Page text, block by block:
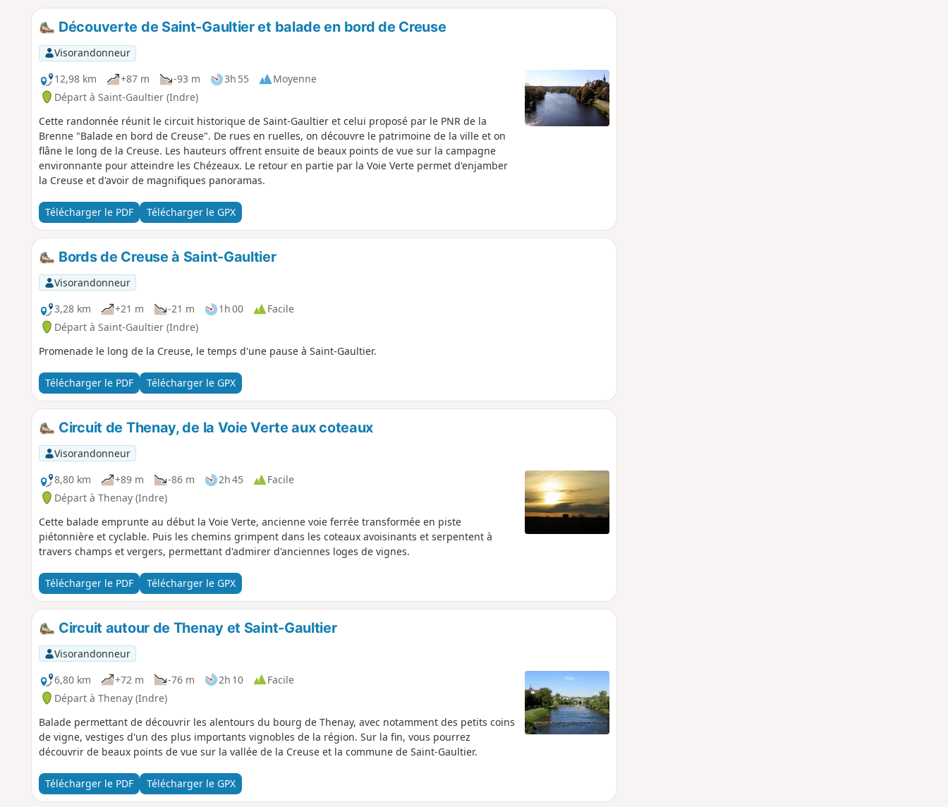
Découverte de Saint-Gaultier et balade en bord de Creuse
Visorandonneur
12,98 km
+87 m -93 m 3h 55
Moyenne
Départ à Saint-Gaultier (Indre)
Cette randonnée réunit le circuit historique de Saint-Gaultier et celui proposé par le PNR de la
Brenne "Balade en bord de Creuse". De rues en ruelles, on découvre le patrimoine de la ville et on
flâne le long de la Creuse. Les hauteurs offrent ensuite de beaux points de vue sur la campagne
environnante pour atteindre les Chézeaux. Le retour en partie par la Voie Verte permet d'enjamber
la Creuse et d'avoir de magnifiques panoramas.
Télécharger le PDF Télécharger le GPX
Bords de Creuse à Saint-Gaultier
Visorandonneur
3,28 km
+21 m -21 m 1h 00
Facile
Départ à Saint-Gaultier (Indre)
Promenade le long de la Creuse, le temps d'une pause à Saint-Gaultier.
Télécharger le PDF Télécharger le GPX
Circuit de Thenay, de la Voie Verte aux coteaux
Visorandonneur
8,80 km
+89 m -86 m 2h 45
Facile
Départ à Thenay (Indre)
Cette balade emprunte au début la Voie Verte, ancienne voie ferrée transformée en piste
piétonnière et cyclable. Puis les chemins grimpent dans les coteaux avoisinants et serpentent à
travers champs et vergers, permettant d'admirer d'anciennes loges de vignes.
Télécharger le PDF Télécharger le GPX
Circuit autour de Thenay et Saint-Gaultier
Visorandonneur
6,80 km
+72 m -76 m 2h 10
Facile
Départ à Thenay (Indre)
Balade permettant de découvrir les alentours du bourg de Thenay, avec notamment des petits coins
de vigne, vestiges d'un des plus importants vignobles de la région. Sur la fin, vous pourrez
découvrir de beaux points de vue sur la vallée de la Creuse et la commune de Saint-Gaultier.
Télécharger le PDF Télécharger le GPX